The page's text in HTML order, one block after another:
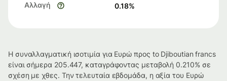
Αλλαγή 0.18%
Η συναλλαγματική ισοτιμία για Ευρώ προς to Djiboutian francs
είναι σήμερα 205.447, καταγράφοντας μεταβολή 0.210% σε
σχέση με χθες. Την τελευταία εβδομάδα, η αξία του Ευρώ